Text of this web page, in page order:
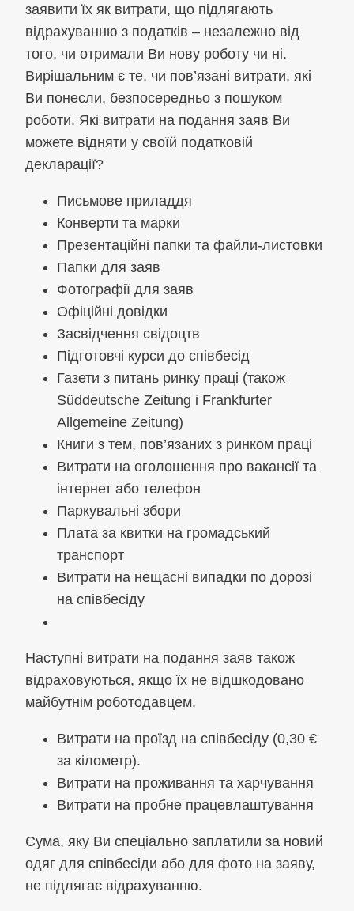
заявити їх як витрати, що підлягають
відрахуванню з податків – незалежно від
того, чи отримали Ви нову роботу чи ні.
Вирішальним є те, чи пов’язані витрати, які
Ви понесли, безпосередньо з пошуком
роботи. Які витрати на подання заяв Ви
можете відняти у своїй податковій
декларації?
Письмове приладдя
Конверти та марки
Презентаційні папки та файли-листовки
Папки для заяв
Фотографії для заяв
Офіційні довідки
Засвідчення свідоцтв
Підготовчі курси до співбесід
Газети з питань ринку праці (також
Süddeutsche Zeitung і Frankfurter
Allgemeine Zeitung)
Книги з тем, пов’язаних з ринком праці
Витрати на оголошення про вакансії та
інтернет або телефон
Паркувальні збори
Плата за квитки на громадський
транспорт
Витрати на нещасні випадки по дорозі
на співбесіду
Наступні витрати на подання заяв також
відраховуються, якщо їх не відшкодовано
майбутнім роботодавцем.
Витрати на проїзд на співбесіду (0,30 €
за кілометр).
Витрати на проживання та харчування
Витрати на пробне працевлаштування
Сума, яку Ви спеціально заплатили за новий
одяг для співбесіди або для фото на заяву,
не підлягає відрахуванню.